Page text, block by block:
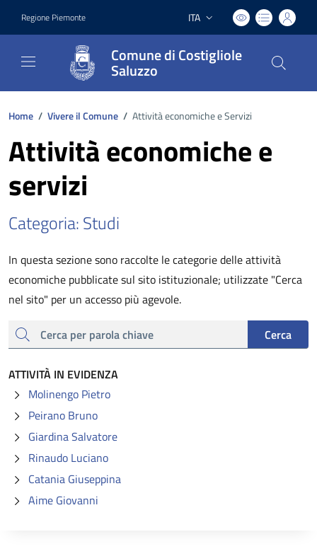
Regione Piemonte Lingua attiva:
ITA
Comune di Costigliole
Saluzzo
Home / Vivere il Comune / Attività economiche e Servizi
Attività economiche e
servizi
Categoria: Studi
In questa sezione sono raccolte le categorie delle attività
economiche pubblicate sul sito istituzionale; utilizzate "Cerca
nel sito" per un accesso più agevole.
cerca
Cerca
ATTIVITÀ IN EVIDENZA
Molinengo Pietro
Peirano Bruno
Giardina Salvatore
Rinaudo Luciano
Catania Giuseppina
Aime Giovanni